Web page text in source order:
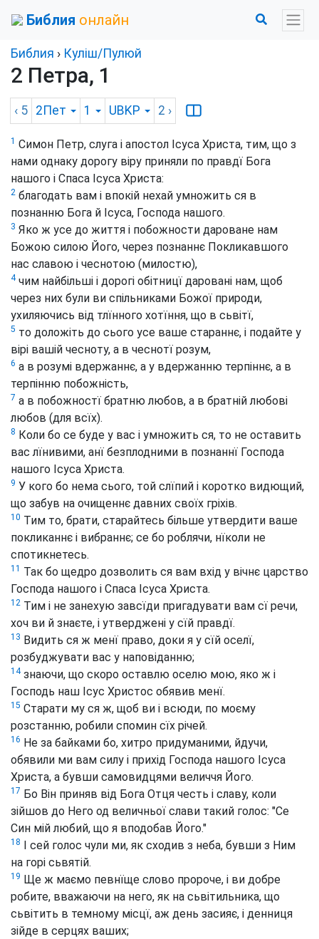
Библия онлайн
Библия › Куліш/Пулюй
2 Петра, 1
‹ 5 2Пет 1 UBKP 2 ›
1 Симон Петр, слуга і апостол Ісуса Христа, тим, що з
нами однаку дорогу віру приняли по правдї Бога
нашого і Спаса Ісуса Христа:
2 благодать вам і впокій нехай умножить ся в
познанню Бога й Ісуса, Господа нашого.
3 Яко ж усе до життя і побожности дароване нам
Божою силою Його, через познаннє Покликавшого
нас славою і чеснотою (милостю),
4чим найбільші і дорогі обітницї даровані нам, щоб
через них були ви спільниками Божої природи,
ухиляючись від тлїнного хотїння, що в сьвітї,
5 то доложіть до сього усе ваше стараннє, і подайте у
вірі вашій чесноту, а в чеснотї розум,
6 а в розумі вдержаннє, а у вдержанню терпіннє, а в
терпінню побожність,
7 а в побожностї братню любов, а в братній любові
любов (для всїх).
8 Коли бо се буде у вас і умножить ся, то не оставить
вас лїнивими, анї безплодними в познаннї Господа
нашого Ісуса Христа.
9 У кого бо нема сього, той слїпий і коротко видющий,
що забув на очищеннє давних своїх гріхів.
10 Тим то, брати, старайтесь більше утвердити ваше
покликаннє і вибраннє; се бо роблячи, нїколи не
спотикнетесь.
11 Так бо щедро дозволить ся вам вхід у вічнє царство
Господа нашого і Спаса Ісуса Христа.
12 Тим і не занехую завсїди пригадувати вам сї речи,
хоч ви й знаєте, і утверджені у сїй правдї.
13 Видить ся ж менї право, доки я у сїй оселї,
розбуджувати вас у наповіданню;
14знаючи, що скоро оставлю оселю мою, яко ж і
Господь наш Ісус Христос обявив менї.
15 Старати му ся ж, щоб ви і всюди, по моєму
розстанню, робили спомин сїх річей.
16 Не за байками бо, хитро придуманими, йдучи,
обявили ми вам силу і прихід Господа нашого Ісуса
Христа, а бувши самовидцями величчя Його.
17 Бо Він приняв від Бога Отця честь і славу, коли
зійшов до Него од величньої слави такий голос: "Се
Син мій любий, що я вподобав Його."
18
І сей голос чули ми, як сходив з неба, бувши з Ним
на горі сьвятій.
19 Ще ж маємо певнїще слово пророче, і ви добре
робите, вважаючи на него, як на сьвітильника, що
сьвітить в темному місцї, аж день засияє, і денниця
зійде в серцях ваших;